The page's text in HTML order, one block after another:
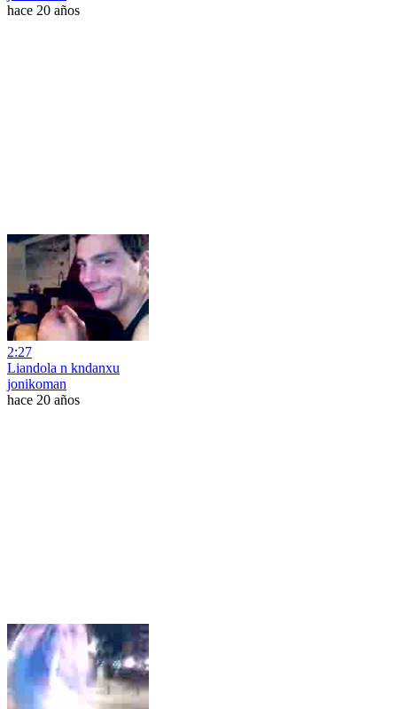
hace 20 años
2:27
Liandola n kndanxu
jonikoman
hace 20 años